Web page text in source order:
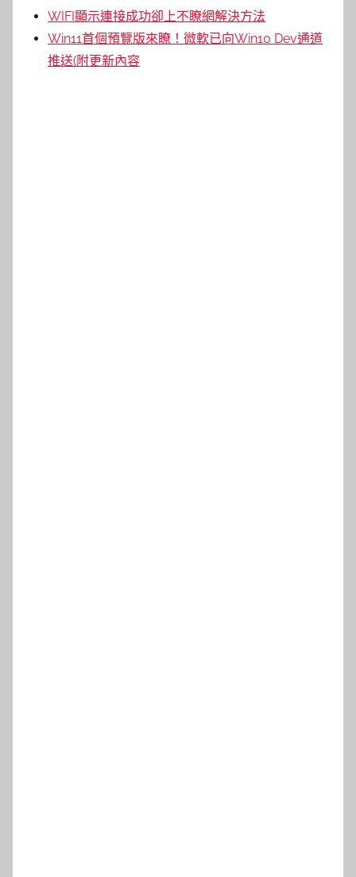
WIFI顯示連接成功卻上不瞭網解決方法
Win11首個預覽版來瞭！微軟已向Win10 Dev通道
推送(附更新內容